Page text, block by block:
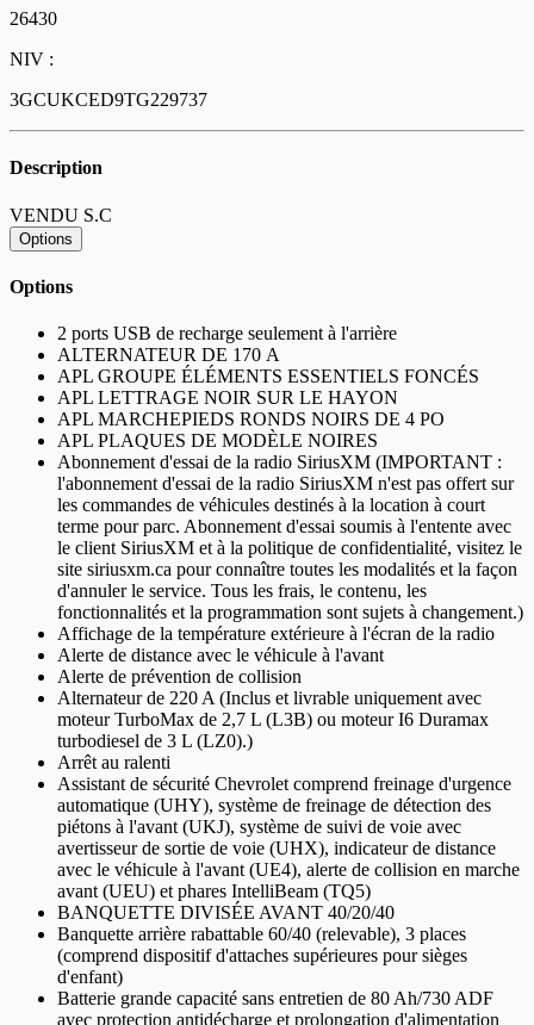
26430
NIV :
3GCUKCED9TG229737
Description
VENDU S.C
Options
Options
2 ports USB de recharge seulement à l'arrière
ALTERNATEUR DE 170 A
APL GROUPE ÉLÉMENTS ESSENTIELS FONCÉS
APL LETTRAGE NOIR SUR LE HAYON
APL MARCHEPIEDS RONDS NOIRS DE 4 PO
APL PLAQUES DE MODÈLE NOIRES
Abonnement d'essai de la radio SiriusXM (IMPORTANT :
l'abonnement d'essai de la radio SiriusXM n'est pas offert sur
les commandes de véhicules destinés à la location à court
terme pour parc. Abonnement d'essai soumis à l'entente avec
le client SiriusXM et à la politique de confidentialité, visitez le
site siriusxm.ca pour connaître toutes les modalités et la façon
d'annuler le service. Tous les frais, le contenu, les
fonctionnalités et la programmation sont sujets à changement.)
Affichage de la température extérieure à l'écran de la radio
Alerte de distance avec le véhicule à l'avant
Alerte de prévention de collision
Alternateur de 220 A (Inclus et livrable uniquement avec
moteur TurboMax de 2,7 L (L3B) ou moteur I6 Duramax
turbodiesel de 3 L (LZ0).)
Arrêt au ralenti
Assistant de sécurité Chevrolet comprend freinage d'urgence
automatique (UHY), système de freinage de détection des
piétons à l'avant (UKJ), système de suivi de voie avec
avertisseur de sortie de voie (UHX), indicateur de distance
avec le véhicule à l'avant (UE4), alerte de collision en marche
avant (UEU) et phares IntelliBeam (TQ5)
BANQUETTE DIVISÉE AVANT 40/20/40
Banquette arrière rabattable 60/40 (relevable), 3 places
(comprend dispositif d'attaches supérieures pour sièges
d'enfant)
Batterie grande capacité sans entretien de 80 Ah/730 ADF
avec protection antidécharge et prolongation d'alimentation